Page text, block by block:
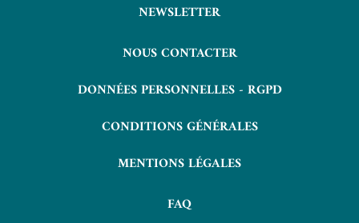
NEWSLETTER
NOUS CONTACTER
DONNÉES PERSONNELLES - RGPD
CONDITIONS GÉNÉRALES
MENTIONS LÉGALES
FAQ